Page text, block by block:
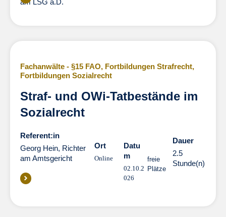
am LSG a.D.
Fachanwälte - §15 FAO, Fortbildungen Strafrecht,
Fortbildungen Sozialrecht
Straf- und OWi-Tatbestände im
Sozialrecht
Referent:in
Georg Hein, Richter
am Amtsgericht
Ort
Online
Datu
m
02.10.2
026
freie
Plätze
Dauer
2.5
Stunde(n)